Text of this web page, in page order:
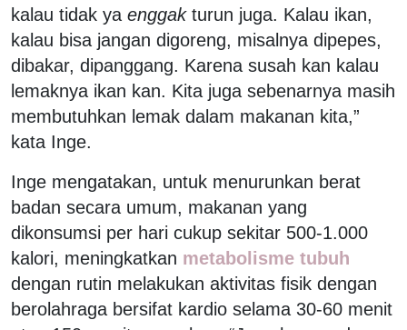
kalau tidak ya enggakturun juga. Kalau ikan,
kalau bisa jangan digoreng, misalnya dipepes,
dibakar, dipanggang. Karena susah kan kalau
lemaknya ikan kan. Kita juga sebenarnya masih
membutuhkan lemak dalam makanan kita,”
kata Inge.
Inge mengatakan, untuk menurunkan berat
badan secara umum, makanan yang
dikonsumsi per hari cukup sekitar 500-1.000
kalori, meningkatkan metabolisme tubuh
dengan rutin melakukan aktivitas fisik dengan
berolahraga bersifat kardio selama 30-60 menit